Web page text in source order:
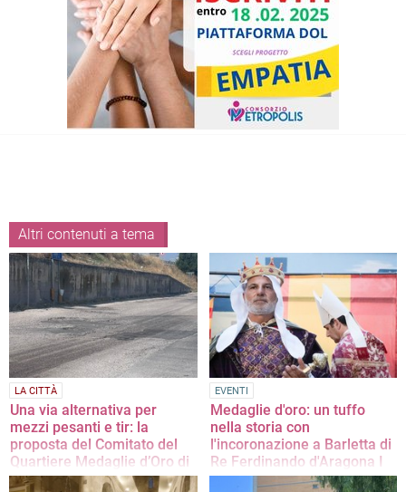
Altri contenuti a tema
LA CITTÀ
Una via alternativa per
mezzi pesanti e tir: la
proposta del Comitato del
Quartiere Medaglie d’Oro di
Barletta
EVENTI
Medaglie d'oro: un tuffo
nella storia con
l'incoronazione a Barletta di
Re Ferdinando d'Aragona I
L'evento, risalente al 4 febbraio